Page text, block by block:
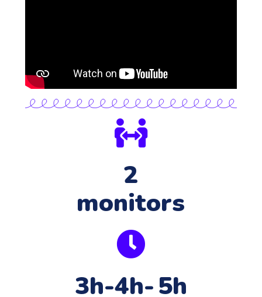
2
monitors
3h-4h- 5h